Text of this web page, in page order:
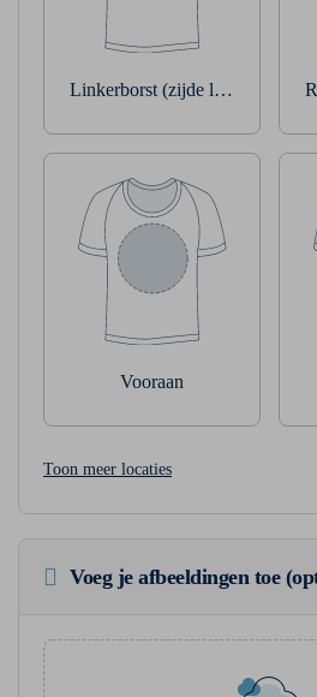
Linkerborst (zijde linkerarm)
Vooraan
Toon meer locaties
Voeg je afbeeldingen toe